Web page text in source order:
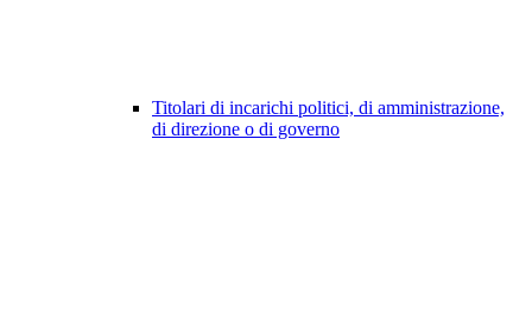
Titolari di incarichi politici, di amministrazione,
di direzione o di governo